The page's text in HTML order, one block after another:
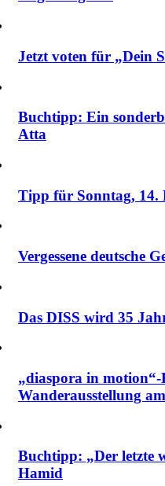
Jetzt voten für „Dein
Buchtipp: Ein
Atta
Tipp für Sonntag, 14.
Vergessene deutsche
Das DISS wird 35
„diaspora in
Wanderausstellung
Buchtipp: „Der letzte
Hamid